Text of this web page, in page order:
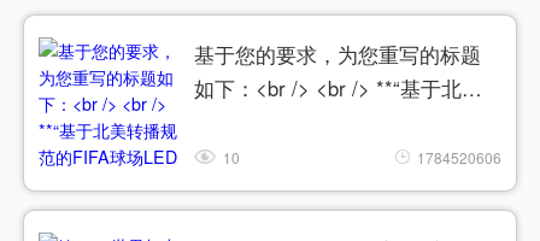
基于您的要求，为您重写的标题
如下：<br /> <br /> **“基于北美
匹配与色彩精准同步系统”**
10 1784520606